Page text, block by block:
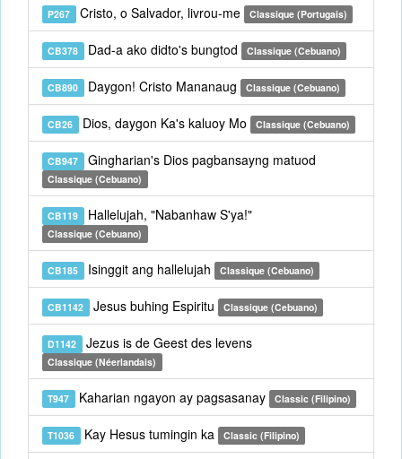
P267 Cristo, o Salvador, livrou-me Classique (Portugais)
CB378 Dad-a ako didto's bungtod Classique (Cebuano)
CB890 Daygon! Cristo Mananaug Classique (Cebuano)
CB26 Dios, daygon Ka's kaluoy Mo Classique (Cebuano)
CB947 Gingharian's Dios pagbansayng matuod
Classique (Cebuano)
CB119 Hallelujah, "Nabanhaw S'ya!"
Classique (Cebuano)
CB185 Isinggit ang hallelujah Classique (Cebuano)
CB1142 Jesus buhing Espiritu Classique (Cebuano)
D1142 Jezus is de Geest des levens
Classique (Néerlandais)
T947 Kaharian ngayon ay pagsasanay Classic (Filipino)
T1036 Kay Hesus tumingin ka Classic (Filipino)